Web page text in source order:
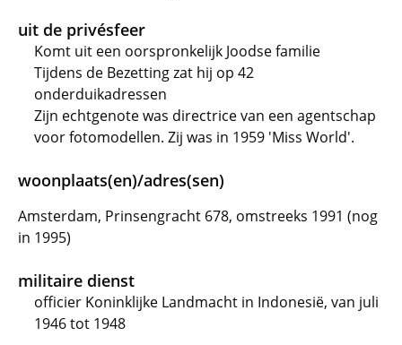
uit de privésfeer
Komt uit een oorspronkelijk Joodse familie
Tijdens de Bezetting zat hij op 42
onderduikadressen
Zijn echtgenote was directrice van een agentschap
voor fotomodellen. Zij was in 1959 'Miss World'.
woonplaats(en)/adres(sen)
Amsterdam, Prinsengracht 678, omstreeks 1991 (nog
in 1995)
militaire dienst
officier Koninklijke Landmacht in Indonesië, van juli
1946 tot 1948